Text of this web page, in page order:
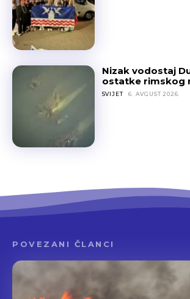
Nizak vodostaj
ostatke rimskog
SVIJET 6. AVGUST 2026.
POVEZANI ČLANCI